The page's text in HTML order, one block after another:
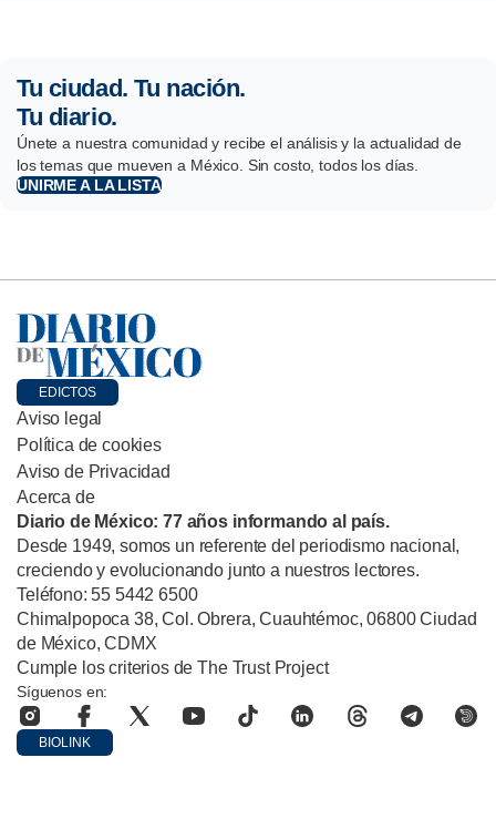
Tu ciudad. Tu nación.
Tu diario.
Únete a nuestra comunidad y recibe el análisis y la actualidad de
los temas que mueven a México. Sin costo, todos los días.
UNIRME A LA LISTA
EDICTOS
Aviso legal
Política de cookies
Aviso de Privacidad
Acerca de
Diario de México: 77 años informando al país.
Desde 1949, somos un referente del periodismo nacional,
creciendo y evolucionando junto a nuestros lectores.
Teléfono: 55 5442 6500
Chimalpopoca 38, Col. Obrera, Cuauhtémoc, 06800 Ciudad
de México, CDMX
Cumple los criterios de The Trust Project
Síguenos en:
BIOLINK